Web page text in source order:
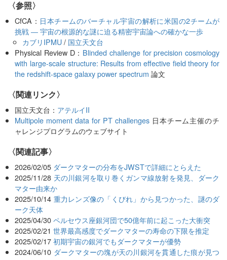
〈参照〉
CfCA： 日本チームのバーチャル宇宙の解析に米国の2チームが
挑戦 ― 宇宙の根源的な謎に迫る精密宇宙論への確かな一歩
カブリIPMU/ 国立天文台
Physical Review D： Blinded challenge for precision cosmology
with large-scale structure: Results from effective field theory for
the redshift-space galaxy power spectrum 論文
〈関連リンク〉
国立天文台： アテルイII
Multipole moment data for PT challenges日本チーム主催のチ
ャレンジプログラムのウェブサイト
関連記事
2026/02/05 ダークマターの分布をJWSTで詳細にとらえた
2025/11/28 天の川銀河を取り巻くガンマ線放射を発見、ダーク
マター由来か
2025/10/14 重力レンズ像の「くびれ」から見つかった、謎のダ
ーク天体
2025/04/30 ペルセウス座銀河団で50億年前に起こった大衝突
2025/02/21 世界最高感度でダークマターの寿命の下限を推定
2025/02/17 初期宇宙の銀河でもダークマターが優勢
2024/06/10 ダークマターの塊が天の川銀河を貫通した痕が見つ